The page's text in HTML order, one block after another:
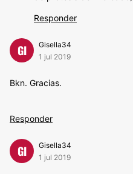
Responder
GI
Gisella34
1 jul 2019
Bkn. Gracias.
Responder
GI
Gisella34
1 jul 2019